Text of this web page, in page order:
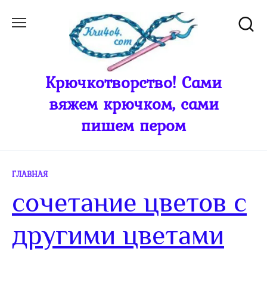
Крючкотворство! Сами
вяжем крючком, сами
пишем пером
ГЛАВНАЯ
сочетание цветов с
другими цветами